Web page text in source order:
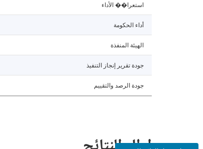
استعرا�� الأداء
أداء الحكومة
الهيئة المنفذة
جودة تقرير إنجاز التنفيذ
جودة الرصد والتقييم